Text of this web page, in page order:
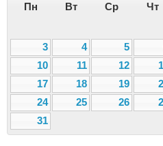
Пн Вт Ср Чт
3
4 5
10
11 12
17
18 19
24
25 26
31